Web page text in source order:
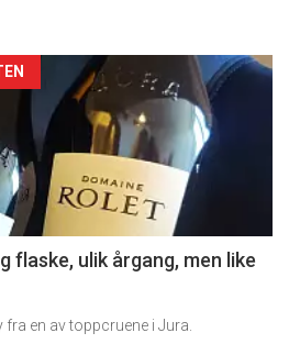
flaske, ulik årgang, men like
en av toppcruene i Jura.